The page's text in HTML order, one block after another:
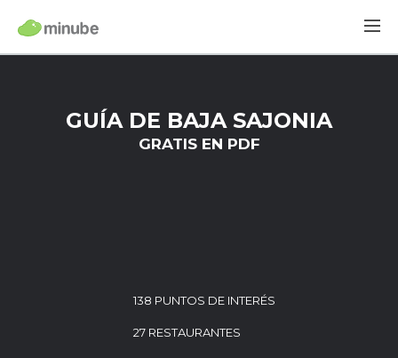
GUÍA DE BAJA SAJONIA
GRATIS EN PDF
138 PUNTOS DE INTERÉS
27 RESTAURANTES